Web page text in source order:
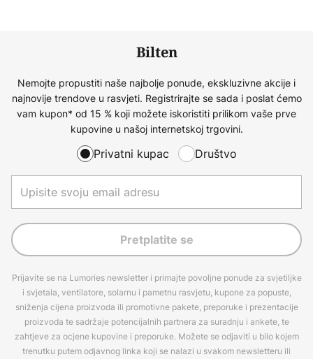
Bilten
Nemojte propustiti naše najbolje ponude, ekskluzivne akcije i
najnovije trendove u rasvjeti. Registrirajte se sada i poslat ćemo
vam kupon* od 15 % koji možete iskoristiti prilikom vaše prve
kupovine u našoj internetskoj trgovini.
Privatni kupac Društvo
Pretplatite se
Prijavite se na Lumories newsletter i primajte povoljne ponude za svjetiljke
i svjetala, ventilatore, solarnu i pametnu rasvjetu, kupone za popuste,
sniženja cijena proizvoda ili promotivne pakete, preporuke i prezentacije
proizvoda te sadržaje potencijalnih partnera za suradnju i ankete, te
zahtjeve za ocjene kupovine i preporuke. Možete se odjaviti u bilo kojem
trenutku putem odjavnog linka koji se nalazi u svakom newsletteru ili